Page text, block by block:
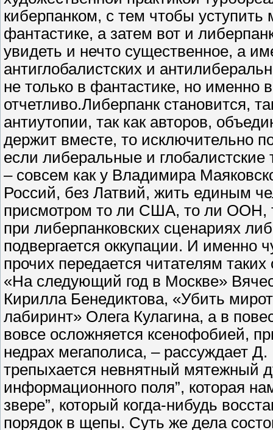
киберпанком, с тем чтобы уступить
фантастике, а затем вот и
увидеть и нечто существенное, а
антиглобалистских и
не только в фантастике, но
отчетливо.Либерпанк становится,
антиутопии, так как авторов,
держит вместе, то исключительно
если либеральные и
– совсем как у Владимира
Россий, без Латвий, жить единым
присмотром то ли США, то ли ООН,
при либерпанковских сценариях
подвергается оккупации. И именно
прочих передается читателям
«На следующий год в Москве»
Кирилла Бенедиктова, «Убить
лабиринт» Олега Кулагина, а в
вовсе осложняется ксенофобией,
недрах мегаполиса, – рассуждает
трепыхается невнятный мятежный
информационного поля”, которая
звере”, который когда-нибудь
порядок в щепы. Суть же дела